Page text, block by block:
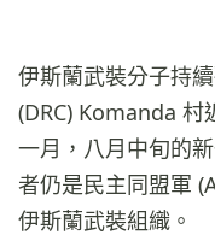
伊斯蘭武裝分子持
(DRC) Komanda 村
一月，八月中旬的
者仍是民主同盟軍
伊斯蘭武裝組織。